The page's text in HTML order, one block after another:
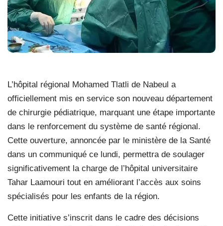
L’hôpital régional Mohamed Tlatli de Nabeul a
officiellement mis en service son nouveau département
de chirurgie pédiatrique, marquant une étape importante
dans le renforcement du système de santé régional.
Cette ouverture, annoncée par le ministère de la Santé
dans un communiqué ce lundi, permettra de soulager
significativement la charge de l’hôpital universitaire
Tahar Laamouri tout en améliorant l’accès aux soins
spécialisés pour les enfants de la région.
Cette initiative s’inscrit dans le cadre des décisions